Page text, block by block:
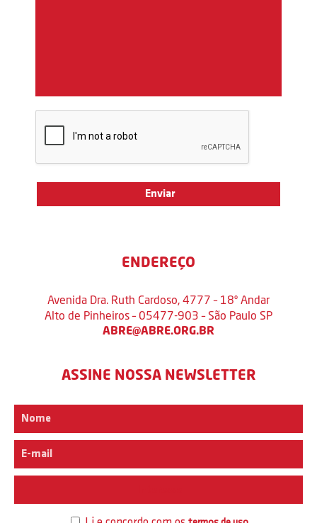
ENDEREÇO
Avenida Dra. Ruth Cardoso, 4777 – 18º Andar
Alto de Pinheiros – 05477-903 – São Paulo SP
ABRE@ABRE.ORG.BR
ASSINE NOSSA NEWSLETTER